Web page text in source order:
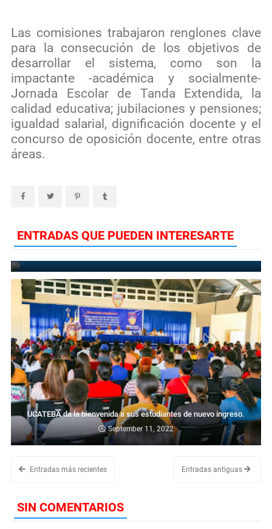
Las comisiones trabajaron renglones clave
para la consecución de los objetivos de
desarrollar el sistema, como son la
impactante -académica y socialmente-
Jornada Escolar de Tanda Extendida, la
calidad educativa; jubilaciones y pensiones;
igualdad salarial, dignificación docente y el
concurso de oposición docente, entre otras
áreas.
ENTRADAS QUE PUEDEN INTERESARTE
UCATEBA gradúa 486 nuevos profesionales de la Región Enriquillo
UCATEBA da la bienvenida a sus estudiantes de nuevo ingreso.
September 11, 2022
Entradas más recientes Entradas antiguas
SIN COMENTARIOS